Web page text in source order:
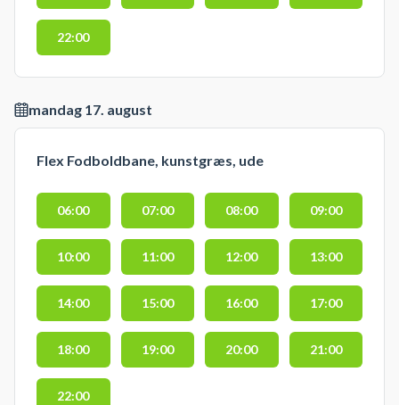
22:00
mandag 17. august
Flex Fodboldbane, kunstgræs, ude
06:00 07:00 08:00 09:00
10:00 11:00 12:00 13:00
14:00 15:00 16:00 17:00
18:00 19:00 20:00 21:00
22:00